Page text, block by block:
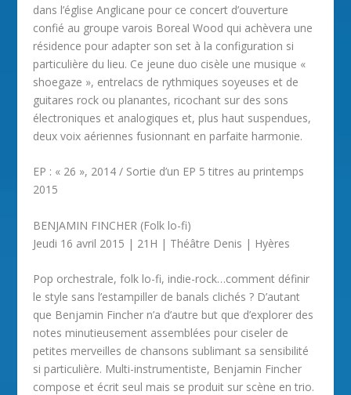
dans l’église Anglicane pour ce concert d’ouverture
confié au groupe varois Boreal Wood qui achèvera une
résidence pour adapter son set à la configuration si
particulière du lieu. Ce jeune duo cisèle une musique «
shoegaze », entrelacs de rythmiques soyeuses et de
guitares rock ou planantes, ricochant sur des sons
électroniques et analogiques et, plus haut suspendues,
deux voix aériennes fusionnant en parfaite harmonie.
EP : « 26 », 2014 / Sortie d’un EP 5 titres au printemps
2015
BENJAMIN FINCHER (Folk lo-fi)
Jeudi 16 avril 2015 | 21H | Théâtre Denis | Hyères
Pop orchestrale, folk lo-fi, indie-rock…comment définir
le style sans l’estampiller de banals clichés ? D’autant
que Benjamin Fincher n’a d’autre but que d’explorer des
notes minutieusement assemblées pour ciseler de
petites merveilles de chansons sublimant sa sensibilité
si particulière. Multi-instrumentiste, Benjamin Fincher
compose et écrit seul mais se produit sur scène en trio.